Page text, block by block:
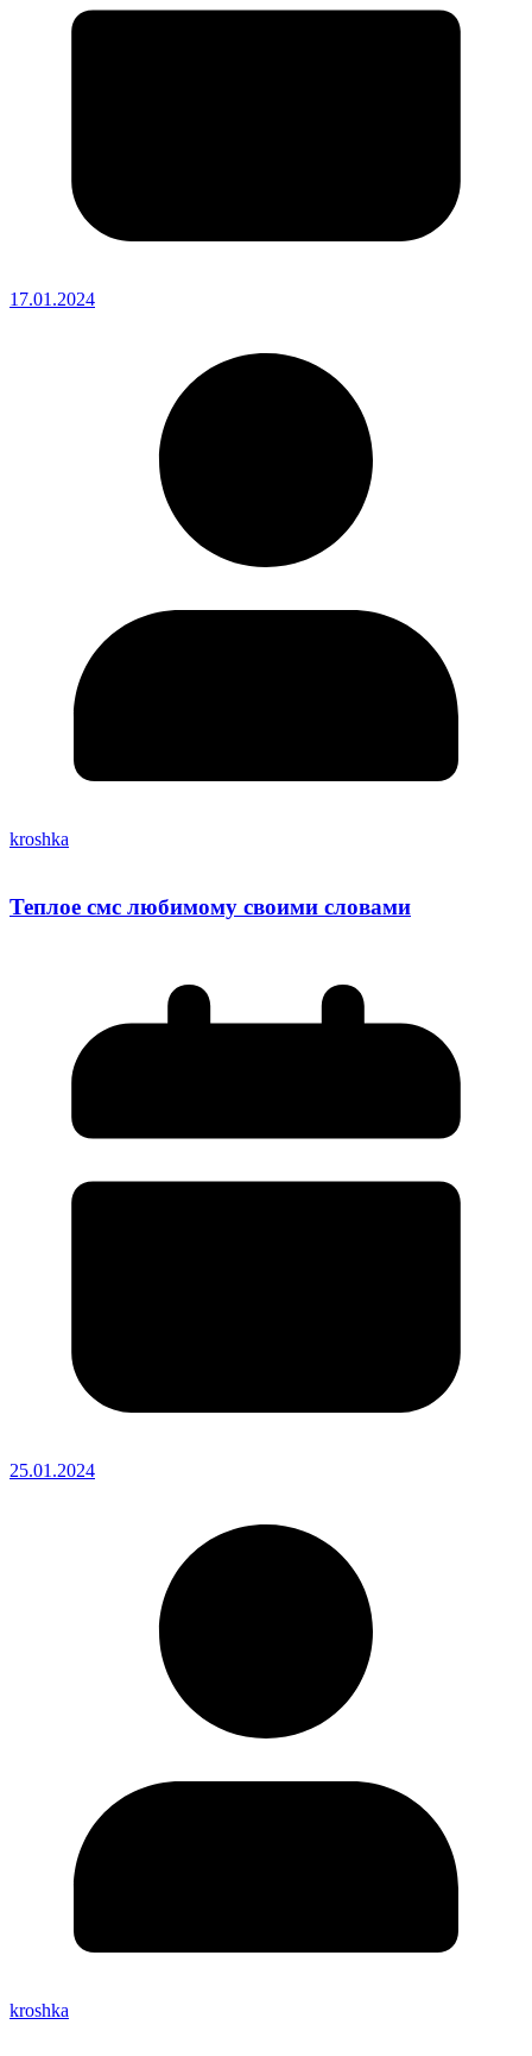
17.01.2024
kroshka
Теплое смс любимому своими словами
25.01.2024
kroshka